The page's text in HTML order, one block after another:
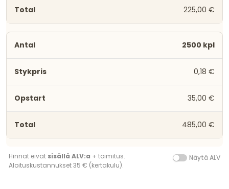
225,00 €
2500 kpl
0,18 €
35,00 €
485,00 €
Hinnat eivät sisällä ALV:a + toimitus.
Aloituskustannukset 35 € (kertakulu).
Näytä ALV